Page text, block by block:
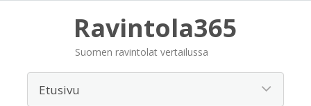
Ravintola365
Suomen ravintolat vertailussa